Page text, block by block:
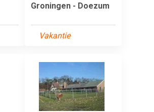
Groningen - Doezum
Vakantie